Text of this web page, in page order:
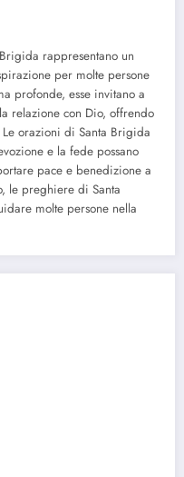
rappresentano un
per molte persone
profonde, esse invitano a
relazione con Dio, offrendo
orazioni di Santa Brigida
e la fede possano
pace e benedizione a
le preghiere di Santa
molte persone nella